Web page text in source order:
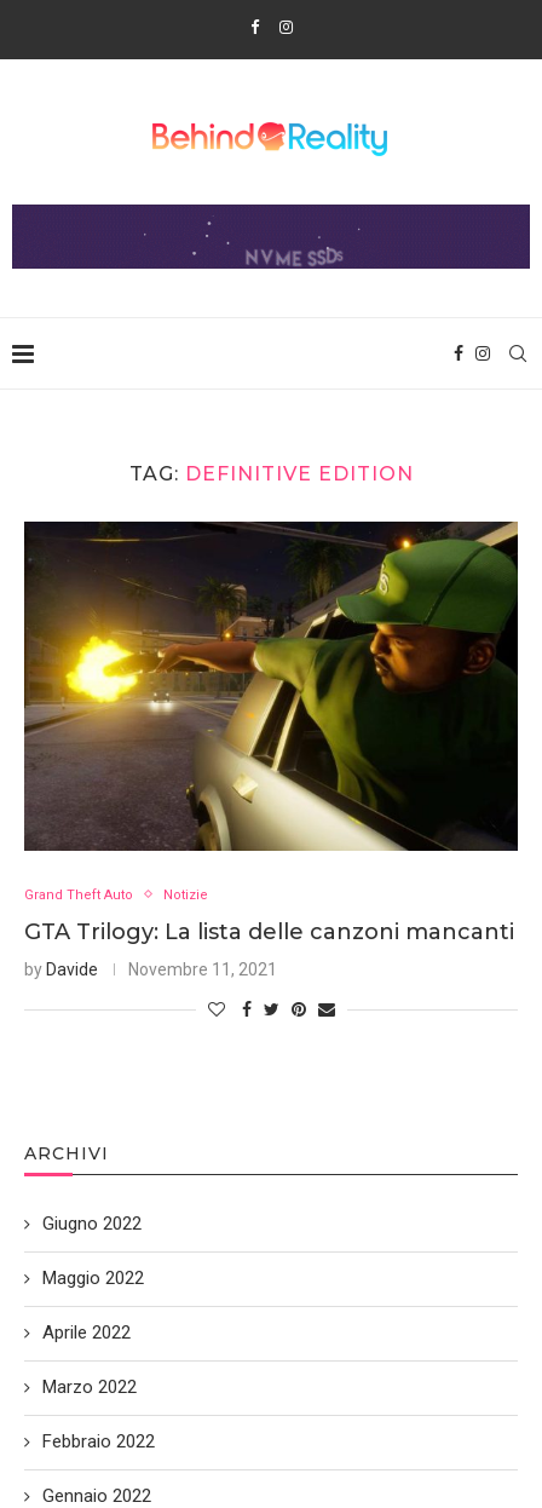
TAG: DEFINITIVE EDITION
Grand Theft Auto Notizie
GTA Trilogy: La lista delle canzoni mancanti
by Davide Novembre 11, 2021
ARCHIVI
Giugno 2022
Maggio 2022
Aprile 2022
Marzo 2022
Febbraio 2022
Gennaio 2022